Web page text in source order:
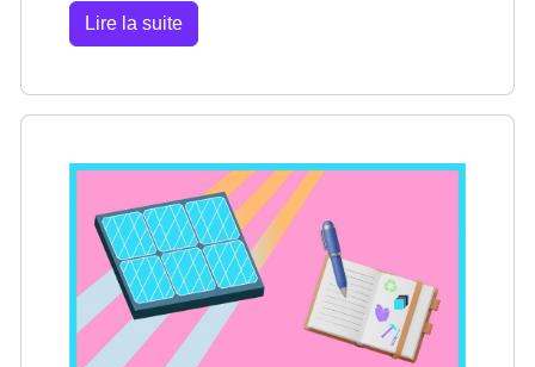
Lire la suite